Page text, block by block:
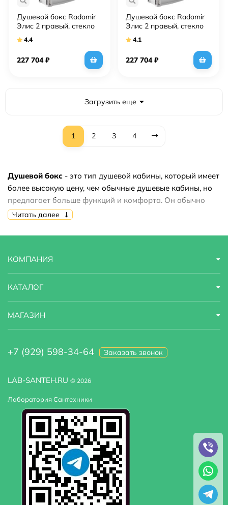
Душевой бокс Radomir
Элис 2 правый, стекло
4.4
227 704₽
Душевой бокс Radomir
Элис 2 правый, стекло
4.1
227 704₽
Загрузить еще
1 2 3 4
Душевой бокс - это тип душевой кабины, который имеет
более высокую цену, чем обычные душевые кабины, но
предлагает больше функций и комфорта. Он обычно
состоит из акрилового или стеклянного поддона,
и дополнительных функций, таких как радио, освещение
месте ванной комнаты и являются отличным выбором
для тех, кто ищет более высокий уровень комфорта и
функциональности.
Читать далее
LAB-SANTEH.RU © 2026
Лаборатория Сантехники
КОМПАНИЯ
КАТАЛОГ
МАГАЗИН
+7 (929) 598-34-64 Заказать звонок